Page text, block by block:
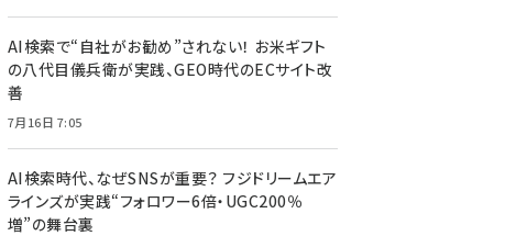
AI検索で“自社がお勧め”されない！ お米ギフト
の八代目儀兵衛が実践、GEO時代のECサイト改
善
7月16日 7:05
AI検索時代、なぜSNSが重要？ フジドリームエア
ラインズが実践“フォロワー6倍・UGC200％
増”の舞台裏